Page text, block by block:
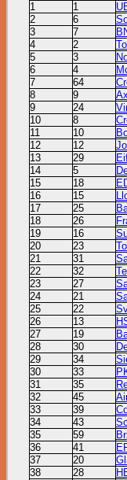
1
1
2
6
3
7
4
2
5
3
6
4
7
64
8
9
9
24
10
8
11
10
12
12
13
29
14
5
15
18
16
15
17
25
18
26
19
16
20
23
21
31
22
32
23
27
24
21
25
22
26
13
27
19
28
30
29
34
30
33
31
35
32
45
33
39
34
43
35
59
36
41
37
20
38
28